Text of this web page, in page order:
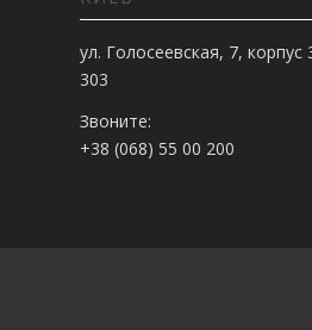
ул. Голосеевская, 7, корпус
303
Звоните:
+38 (068) 55 00 200